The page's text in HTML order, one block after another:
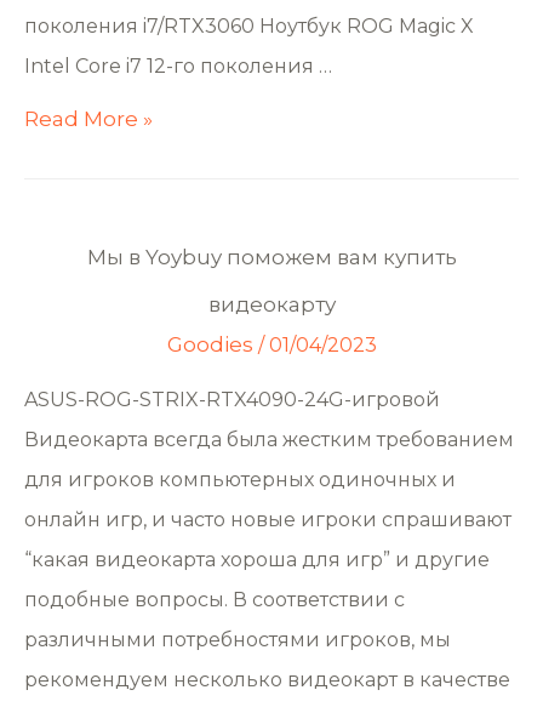
поколения i7/RTX3060 Ноутбук ROG Magic X
Intel Core i7 12-го поколения …
Read More »
Мы в Yoybuy поможем вам купить
видеокарту
Goodies / 01/04/2023
ASUS-ROG-STRIX-RTX4090-24G-игровой
Видеокарта всегда была жестким требованием
для игроков компьютерных одиночных и
онлайн игр, и часто новые игроки спрашивают
“какая видеокарта хороша для игр” и другие
подобные вопросы. В соответствии с
различными потребностями игроков, мы
рекомендуем несколько видеокарт в качестве